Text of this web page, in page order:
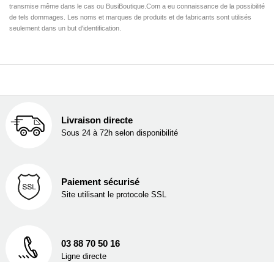
transmise même dans le cas ou BusiBoutique.Com a eu connaissance de la possibilité
de tels dommages. Les noms et marques de produits et de fabricants sont utilisés
seulement dans un but d'identification.
Livraison directe
Sous 24 à 72h selon disponibilité
Paiement sécurisé
Site utilisant le protocole SSL
03 88 70 50 16
Ligne directe